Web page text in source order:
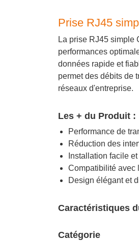
Prise RJ45
La prise RJ45 simple
performances
données rapide et
permet des débits de
réseaux d'entreprise.
Les + du Produit :
Performance de
Réduction des
Installation facile
Compatibilité avec
Design élégant et
Caractéristiques
Catégorie